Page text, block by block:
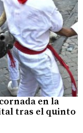
en la
tras el quinto